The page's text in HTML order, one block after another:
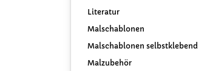
Literatur
Malschablonen
Malschablonen selbstklebend
Malzubehör